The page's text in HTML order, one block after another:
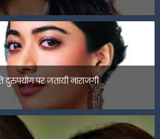
पर जतायी नाराजगी